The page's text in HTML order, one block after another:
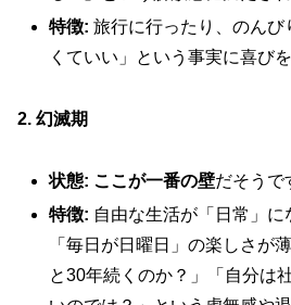
特徴: 旅行に行ったり、のんび
くていい」という事実に喜び
2. 幻滅期
状態: ここが一番の壁だそうで
特徴: 自由な生活が「日常」に
「毎日が日曜日」の楽しさが
と30年続くのか？」「自分は